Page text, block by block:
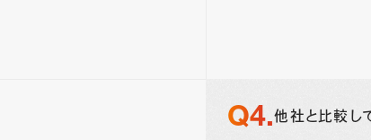
他社と比較し